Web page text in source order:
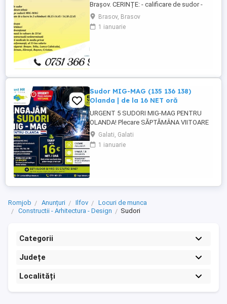
Brașov. CERINȚE: - calificare de sudor -
cunoștințe desen tehnic - experiență pe
sudură MIG-MAG - disponibilitate pentru
lucru în 2 schimburi: 06.15-14.45 14.30-
Brasov, Brasov
1 ianuarie
Sudor MIG-MAG (135 136 138)
Olanda | de la 16 NET oră
URGENT 5 SUDORI MIG-MAG PENTRU
OLANDA! Plecare SĂPTĂMÂNA VIITOARE
Tarif de la 16 NET oră și poate crește în
funcție de proba de lucru! Căutăm sudori
MIG-MAG cu experiență, pregătiți pentru
Galati, Galati
1 ianuarie
Romjob Anunțuri Ilfov
Locuri de munca
Constructii - Arhitectura - Design
Sudori
Categorii
Județe
Localități